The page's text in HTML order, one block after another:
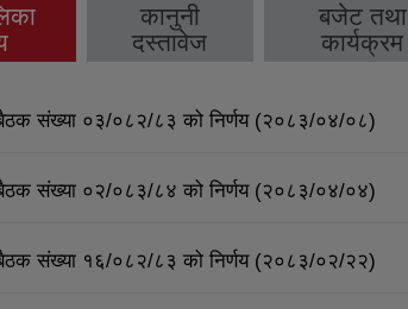
कानुनी
दस्तावेज
बजेट तथा
कार्यक्रम
बैठक संख्या ०३/०८२/८३ को निर्णय (२०८३/०४/०८)
बैठक संख्या ०२/०८३/८४ को निर्णय (२०८३/०४/०४)
बैठक संख्या १६/०८२/८३ को निर्णय (२०८३/०२/२२)